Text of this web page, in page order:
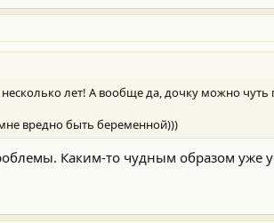
лет! А вообще да, дочку можно чуть
вредно быть беременной)))
Каким-то чудным образом уже